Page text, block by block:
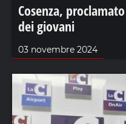
Cosenza,
dei giovani
03 novembre 2024